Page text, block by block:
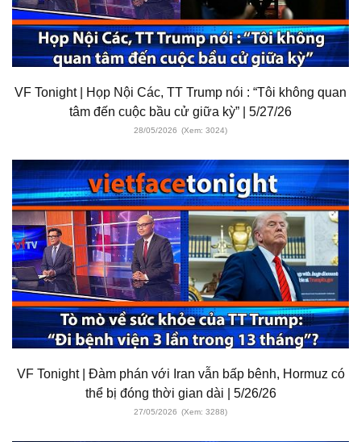
VF Tonight | Họp Nội Các, TT Trump nói : “Tôi không quan
tâm đến cuộc bầu cử giữa kỳ” | 5/27/26
28/05/2026 (Xem: 3024)
VF Tonight | Đàm phán với Iran vẫn bấp bênh, Hormuz có
thể bị đóng thời gian dài | 5/26/26
27/05/2026 (Xem: 3288)